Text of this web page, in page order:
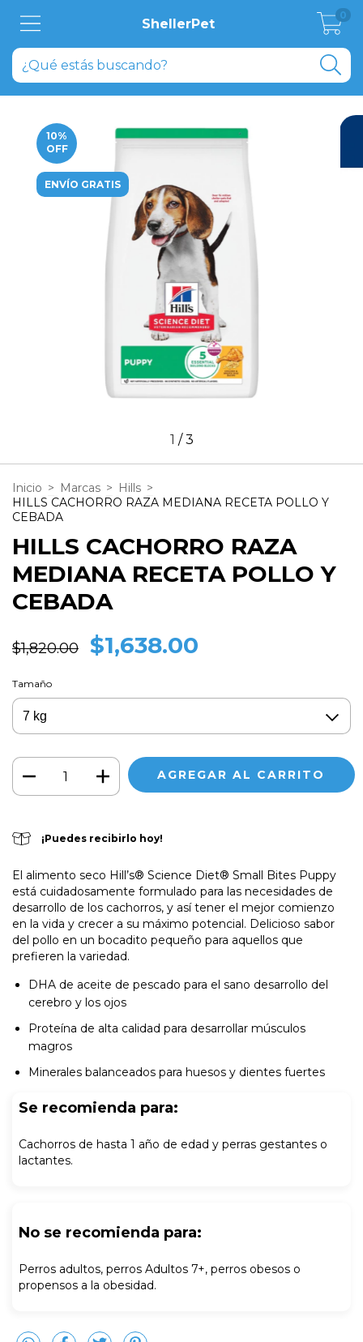
ShellerPet
0
10%
OFF
ENVÍO GRATIS
1 /3
Inicio > Marcas > Hills >
HILLS CACHORRO RAZA MEDIANA RECETA POLLO Y
CEBADA
HILLS CACHORRO RAZA
MEDIANA RECETA POLLO Y
CEBADA
$1,820.00 $1,638.00
Tamaño
¡Puedes recibirlo hoy!
El alimento seco Hill’s® Science Diet® Small Bites Puppy
está cuidadosamente formulado para las necesidades de
desarrollo de los cachorros, y así tener el mejor comienzo
en la vida y crecer a su máximo potencial. Delicioso sabor
del pollo en un bocadito pequeño para aquellos que
prefieren la variedad.
DHA de aceite de pescado para el sano desarrollo del
cerebro y los ojos
Proteína de alta calidad para desarrollar músculos
magros
Minerales balanceados para huesos y dientes fuertes
Se recomienda para:
Cachorros de hasta 1 año de edad y perras gestantes o
lactantes.
No se recomienda para:
Perros adultos, perros Adultos 7+, perros obesos o
propensos a la obesidad.